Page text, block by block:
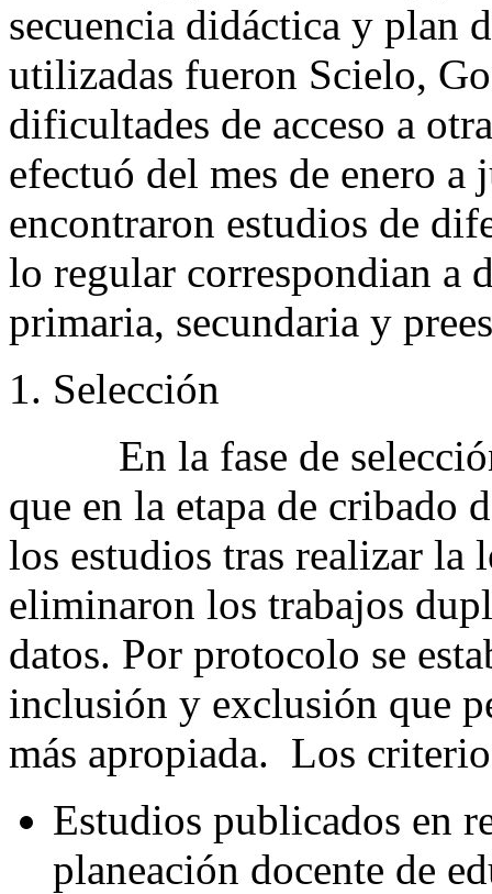
secuencia didáctica y plan
utilizadas fueron Scielo,
dificultades de acceso a
efectuó del mes de enero
encontraron estudios de
lo regular correspondian a
primaria, secundaria y
Selección
En la fase de selección,
que en la etapa de cribado
los estudios tras realizar la
eliminaron los trabajos
datos. Por protocolo se
inclusión y exclusión que
más apropiada. Los
Estudios publicados en
planeación docente de